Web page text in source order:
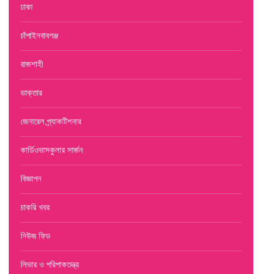
ঢাকা
চাঁপাইনবাবগঞ্জ
রাজশাহী
ডাক্তার
জেনারেল প্র্যাকটিশনার
কার্ডিওভাসকুলার সার্জন
বিজ্ঞাপন
চাকরি খবর
নিউজ ফিড
লিভার ও পরিপাকতন্ত্র